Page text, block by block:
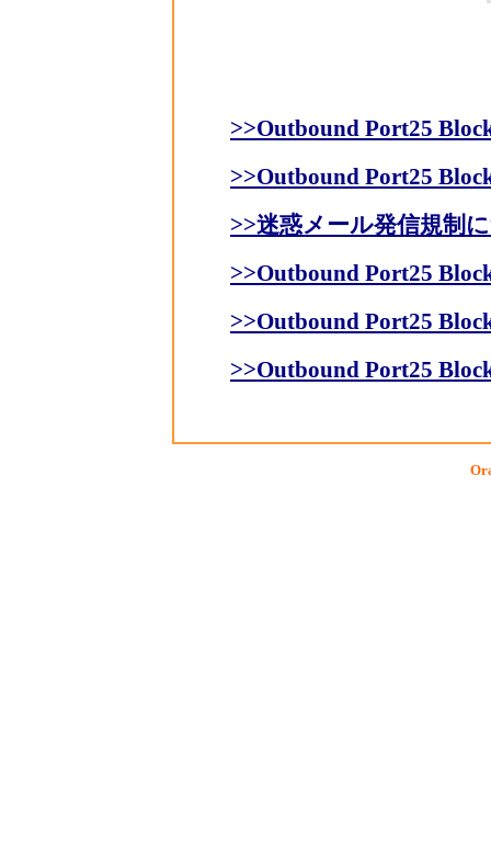
>>Outbound Port25
>>Outbound Port25
>>迷惑メール発信規制
>>Outbound Port25
>>Outbound Port25
>>Outbound Port25